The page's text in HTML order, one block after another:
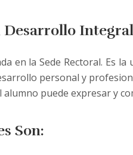
Desarrollo Integral
en la Sede Rectoral. Es
personal y
alumno puede expresar y
Son: